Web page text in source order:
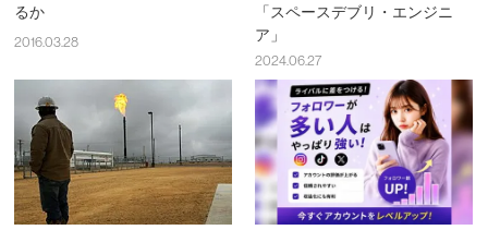
るか
2016.03.28
「スペースデブリ・エンジニ
ア」
2024.06.27